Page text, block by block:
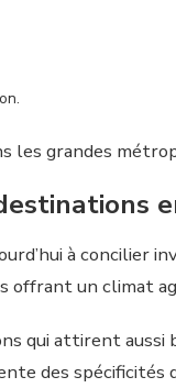
les grandes
à
offrant un climat
qui attirent aussi
des